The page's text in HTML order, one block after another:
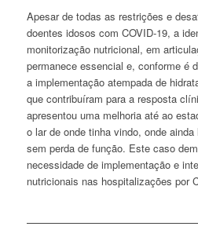
Apesar de todas as restrições e
doentes idosos com COVID-19, a
monitorização nutricional, em
permanece essencial e, conforme é
a implementação atempada de
que contribuíram para a resposta
apresentou uma melhoria até ao
o lar de onde tinha vindo, onde
sem perda de função. Este caso
necessidade de implementação e
nutricionais nas hospitalizações por